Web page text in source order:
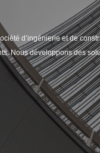
d’ingénierie et de
Nous développons des